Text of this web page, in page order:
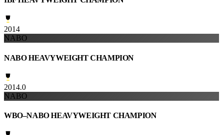
2014
NABO
NABO HEAVYWEIGHT CHAMPION
2014.0
NABO
WBO–NABO HEAVYWEIGHT CHAMPION